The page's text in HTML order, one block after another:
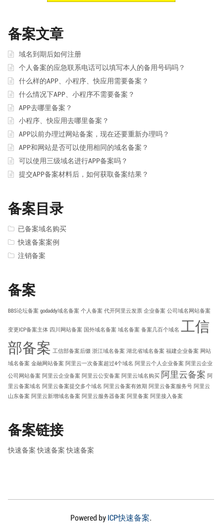
备案文章
域名到期后如何注册
个人备案的应急联系电话可以填写本人的备用号码吗？
什么样的APP、小程序、快应用需要备案？
什么情况下APP、小程序不需要备案？
APP去哪里备案？
小程序、快应用去哪里备案？
APP以前办理过网站备案，现在还要重新办理吗？
APP和网站是否可以使用相同的域名备案？
可以使用三级域名进行APP备案吗？
提交APP备案材料后，如何获取备案结果？
备案目录
已备案域名购买
快速备案案例
注销备案
备案
BBS论坛备案 godaddy域名备案 个人备案 代开阿里云发票 企业备案 公司域名网站备案
变更ICP备案主体 四川网站备案 国外域名备案 域名备案 备案几百个域名 工信
部备案 工信部备案后缀 浙江域名备案 湖北省域名备案 福建企业备案 网站
域名备案 金融网站备案 阿里云一次备案超过4个域名 阿里云个人企业备案 阿里云企业
公司网站备案 阿里云企业备案 阿里云公安备案 阿里云域名购买 阿里云备案 阿
里云备案域名 阿里云备案提交多个域名 阿里云备案有效期 阿里云备案服务号 阿里云
山东备案 阿里云新增域名备案 阿里云服务器备案 阿里备案 阿里接入备案
备案链接
快速备案 快速备案 快速备案
Powered byICP快速备案.